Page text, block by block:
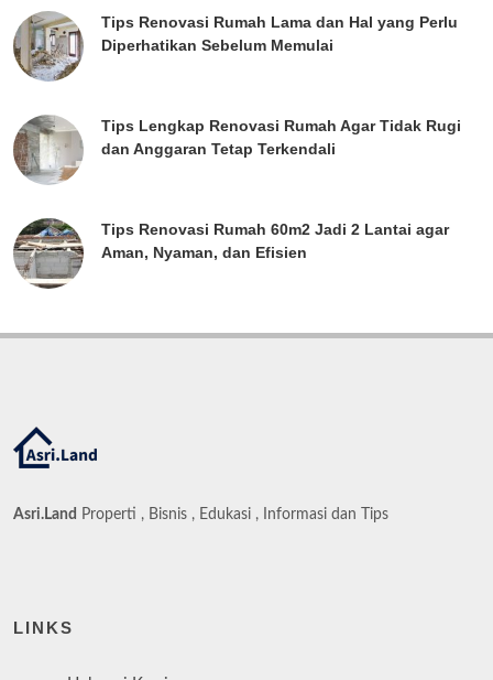
Tips Renovasi Rumah Lama dan Hal yang Perlu
Diperhatikan Sebelum Memulai
Tips Lengkap Renovasi Rumah Agar Tidak Rugi
dan Anggaran Tetap Terkendali
Tips Renovasi Rumah 60m2 Jadi 2 Lantai agar
Aman, Nyaman, dan Efisien
Asri.Land Properti , Bisnis , Edukasi , Informasi dan Tips
LINKS